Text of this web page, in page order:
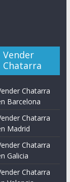
Vender
Chatarra
Chatarra
Barcelona
Chatarra
Madrid
Chatarra
Galicia
Chatarra